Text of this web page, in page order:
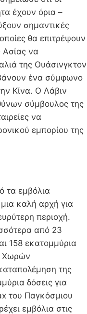
έχουν όρια –
σημαντικές
θα επιτρέψουν
Ασίας να
της Ουάσινγκτον
ένα σύμφωνο
Κίνα. Ο Λάβιν
σύμβουλος της
να
εμπορίου της
τα εμβόλια
καλή αρχή για
περιοχή.
από 23
158 εκατομμύρια
Χωρών
της
δόσεις για
του Παγκόσμιου
εμβόλια στις